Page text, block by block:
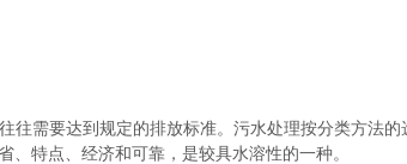
需要达到规定的排放标准。污水处理按分类方法的
特点、经济和可靠，是较具水溶性的一种。